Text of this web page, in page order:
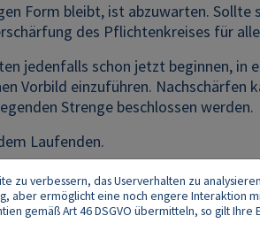
Form bleibt, ist abzuwarten.
des Pflichtenkreises für
jedenfalls schon jetzt beginnen,
Vorbild einzuführen.
Strenge beschlossen werden.
Laufenden.
zu verbessern, das Userverhalten zu
aber ermöglicht eine noch engere Interaktion
gemäß Art 46 DSGVO übermitteln, so gilt Ihre